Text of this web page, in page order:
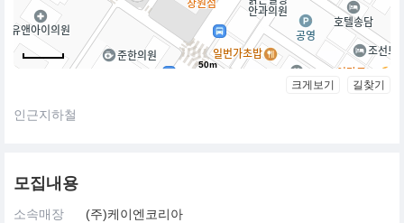
50m
크게보기 길찾기
인근지하철
모집내용
소속매장 (주)케이엔코리아